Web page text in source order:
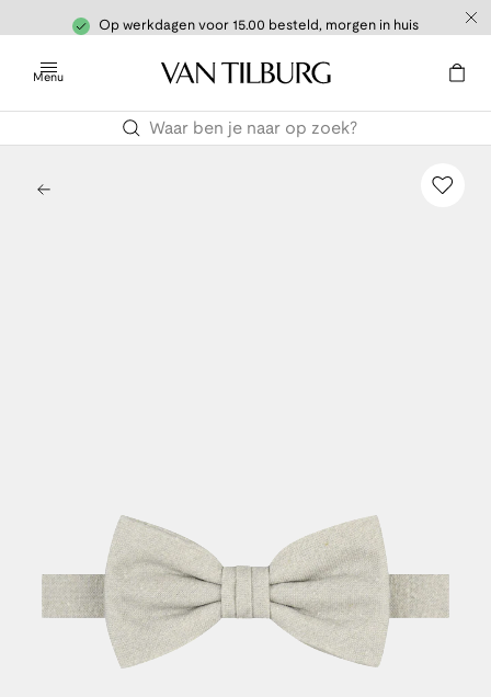
Op werkdagen voor 15.00 besteld, morgen in huis
Menu